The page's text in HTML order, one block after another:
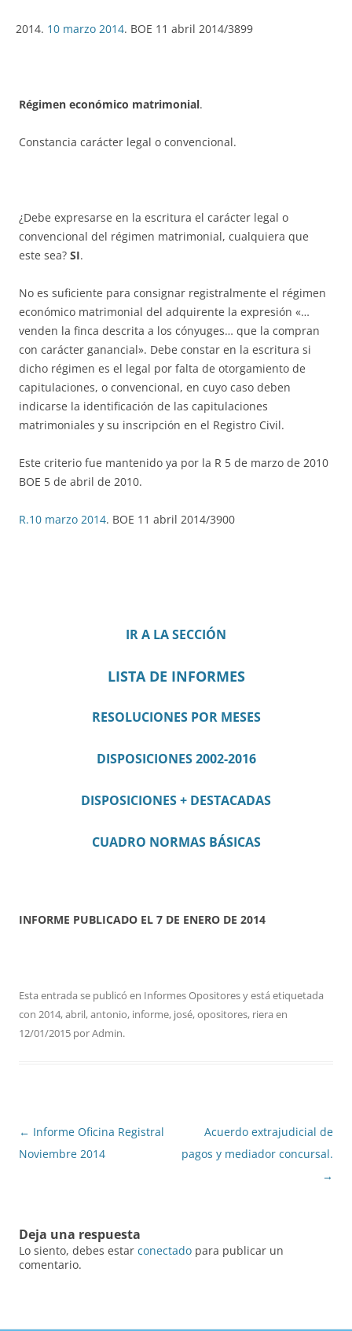
10 marzo 2014. BOE 11 abril 2014/3899
Régimen económico matrimonial.
Constancia carácter legal o convencional.
¿Debe expresarse en la escritura el carácter legal o
convencional del régimen matrimonial, cualquiera que
este sea? SI.
No es suficiente para consignar registralmente el régimen
económico matrimonial del adquirente la expresión «…
venden la finca descrita a los cónyuges… que la compran
con carácter ganancial». Debe constar en la escritura si
dicho régimen es el legal por falta de otorgamiento de
capitulaciones, o convencional, en cuyo caso deben
indicarse la identificación de las capitulaciones
matrimoniales y su inscripción en el Registro Civil.
Este criterio fue mantenido ya por la R 5 de marzo de 2010
BOE 5 de abril de 2010.
R.10 marzo 2014. BOE 11 abril 2014/3900
IR A LA SECCIÓN
LISTA DE INFORMES
RESOLUCIONES POR MESES
DISPOSICIONES 2002-2016
DISPOSICIONES + DESTACADAS
CUADRO NORMAS BÁSICAS
INFORME PUBLICADO EL 7 DE ENERO DE 2014
Esta entrada se publicó en Informes Opositoresy está etiquetada
con 2014,abril,antonio, informe, josé,opositores, riera en
12/01/2015 porAdmin.
Navegación
de
← Informe Oficina Registral
Noviembre 2014
Acuerdo extrajudicial de
pagos y mediador concursal.
→
Deja una respuesta
Lo siento, debes estar conectado para publicar un
comentario.